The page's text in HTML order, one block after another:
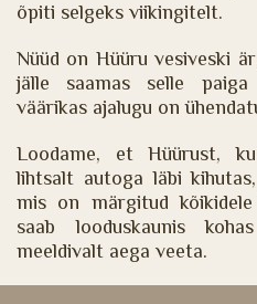
õpiti selgeks viikingitelt.
Nüüd on Hüüru vesiveski
jälle saamas selle paiga
väärikas ajalugu on
Loodame, et Hüürust,
lihtsalt autoga läbi
mis on märgitud
saab looduskaunis
meeldivalt aega veeta.